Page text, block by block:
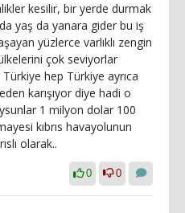
kesilir, bir yerde durmak
yaş da yanara gider bu iş
yüzlerce varlıklı zengin
çok seviyorlar
hep Türkiye ayrıca
karışıyor diye hadi o
1 milyon dolar 100
kıbrıs havayolunun
olarak..
0 0